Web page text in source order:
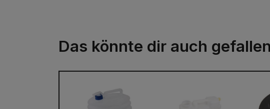
Das könnte dir auch gefallen